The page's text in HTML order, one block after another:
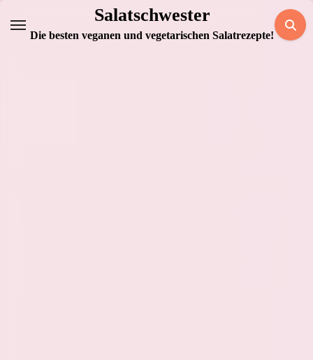
Inhalt
Salatschwester
Die besten veganen und vegetarischen Salatrezepte!